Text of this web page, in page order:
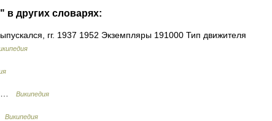
в других словарях:
гг. 1937 1952 Экземпляры 191000 Тип движителя
… Википедия
Википедия